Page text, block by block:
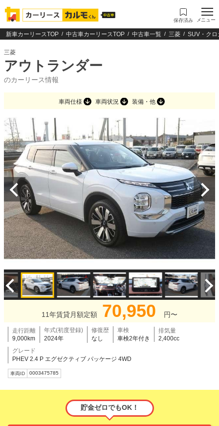
保存済み メニュー
新車カーリースTOP 中古車カーリースTOP 中古車一覧 三菱 SUV・クロ
三菱
アウトランダー
のカーリース情報
車両仕様 車両状況 装備・他
11年賃貸月額定額 70,950 円〜
走行距離
9,000km
年式(初度登録)
2024年
修復歴
なし
車検
車検2年付き
排気量
2,400cc
グレード
PHEV 2.4 P エグゼクティブ パッケージ 4WD
車両ID 0003475785
貯金ゼロでもOK！